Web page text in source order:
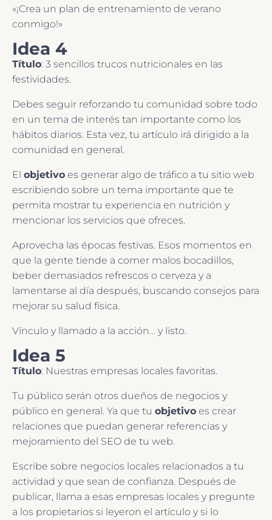
«¡Crea un plan de entrenamiento de verano
conmigo!»
Idea 4
Título: 3 sencillos trucos nutricionales en las
festividades.
Debes seguir reforzando tu comunidad sobre todo
en un tema de interés tan importante como los
hábitos diarios. Esta vez, tu artículo irá dirigido a la
comunidad en general.
El objetivo es generar algo de tráfico a tu sitio web
escribiendo sobre un tema importante que te
permita mostrar tu experiencia en nutrición y
mencionar los servicios que ofreces.
Aprovecha las épocas festivas. Esos momentos en
que la gente tiende a comer malos bocadillos,
beber demasiados refrescos o cerveza y a
lamentarse al día después, buscando consejos para
mejorar su salud física.
Vínculo y llamado a la acción… y listo.
Idea 5
Título: Nuestras empresas locales favoritas.
Tu público serán otros dueños de negocios y
público en general. Ya que tu objetivo es crear
relaciones que puedan generar referencias y
mejoramiento del SEO de tu web.
Escribe sobre negocios locales relacionados a tu
actividad y que sean de confianza. Después de
publicar, llama a esas empresas locales y pregunte
a los propietarios si leyeron el artículo y si lo